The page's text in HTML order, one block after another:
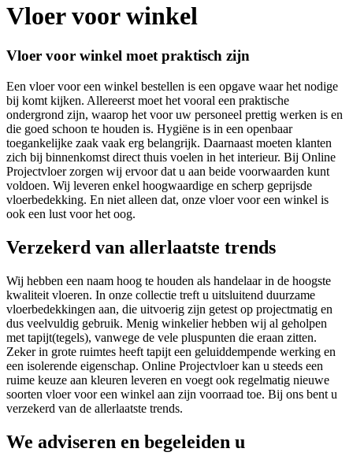
Vloer voor winkel
Vloer voor winkel moet praktisch zijn
Een vloer voor een winkel bestellen is een opgave waar het nodige
bij komt kijken. Allereerst moet het vooral een praktische
ondergrond zijn, waarop het voor uw personeel prettig werken is en
die goed schoon te houden is. Hygiëne is in een openbaar
toegankelijke zaak vaak erg belangrijk. Daarnaast moeten klanten
zich bij binnenkomst direct thuis voelen in het interieur. Bij Online
Projectvloer zorgen wij ervoor dat u aan beide voorwaarden kunt
voldoen. Wij leveren enkel hoogwaardige en scherp geprijsde
vloerbedekking. En niet alleen dat, onze vloer voor een winkel is
ook een lust voor het oog.
Verzekerd van allerlaatste trends
Wij hebben een naam hoog te houden als handelaar in de hoogste
kwaliteit vloeren. In onze collectie treft u uitsluitend duurzame
vloerbedekkingen aan, die uitvoerig zijn getest op projectmatig en
dus veelvuldig gebruik. Menig winkelier hebben wij al geholpen
met tapijt(tegels), vanwege de vele pluspunten die eraan zitten.
Zeker in grote ruimtes heeft tapijt een geluiddempende werking en
een isolerende eigenschap. Online Projectvloer kan u steeds een
ruime keuze aan kleuren leveren en voegt ook regelmatig nieuwe
soorten vloer voor een winkel aan zijn voorraad toe. Bij ons bent u
verzekerd van de allerlaatste trends.
We adviseren en begeleiden u